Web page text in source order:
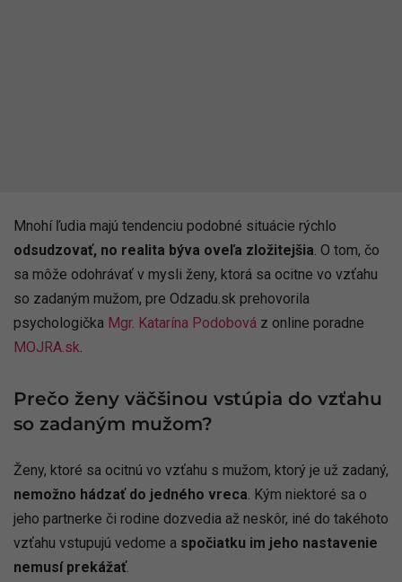
Mnohí ľudia majú tendenciu podobné situácie rýchlo
odsudzovať, no realita býva oveľa zložitejšia . O tom, čo
sa môže odohrávať v mysli ženy, ktorá sa ocitne vo vzťahu
so zadaným mužom, pre Odzadu.sk prehovorila
psychologička Mgr. Katarína Podobová z online poradne
MOJRA.sk
Prečo ženy väčšinou vstúpia do vzťahu
so zadaným mužom?
Ženy, ktoré sa ocitnú vo vzťahu s mužom, ktorý je už zadaný,
nemožno hádzať do jedného vreca. Kým niektoré sa o
jeho partnerke či rodine dozvedia až neskôr, iné do takéhoto
vzťahu vstupujú vedome a spočiatku im jeho nastavenie
nemusí prekážať.